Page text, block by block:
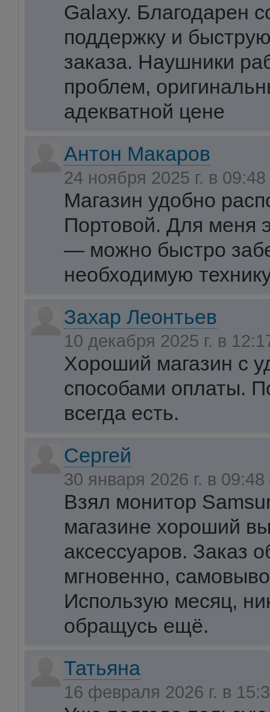
Galaxy. Благодарен
поддержку и
заказа. Наушники
проблем,
адекватной цене
Антон Макаров
24 ноября 2025 г. в 09:48
Магазин удобно
Портовой. Для меня
— можно быстро
необходимую
Захар Леонтьев
10 декабря 2025 г. в
Хороший магазин с
способами оплаты.
всегда есть.
Сергей
30 января 2026 г. в 09:48
Взял монитор
магазине хороший
аксессуаров. Заказ
мгновенно,
Использую месяц,
обращусь ещё.
Татьяна
16 февраля 2026 г. в